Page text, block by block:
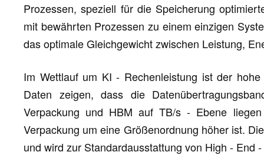
Prozessen, speziell für die Speicherung
mit bewährten Prozessen zu einem einzigen
das optimale Gleichgewicht zwischen Leistung,
Im Wettlauf um KI - Rechenleistung ist der
Daten zeigen, dass die
Verpackung und HBM auf TB/s - Ebene
Verpackung um eine Größenordnung höher ist.
und wird zur Standardausstattung von High - End